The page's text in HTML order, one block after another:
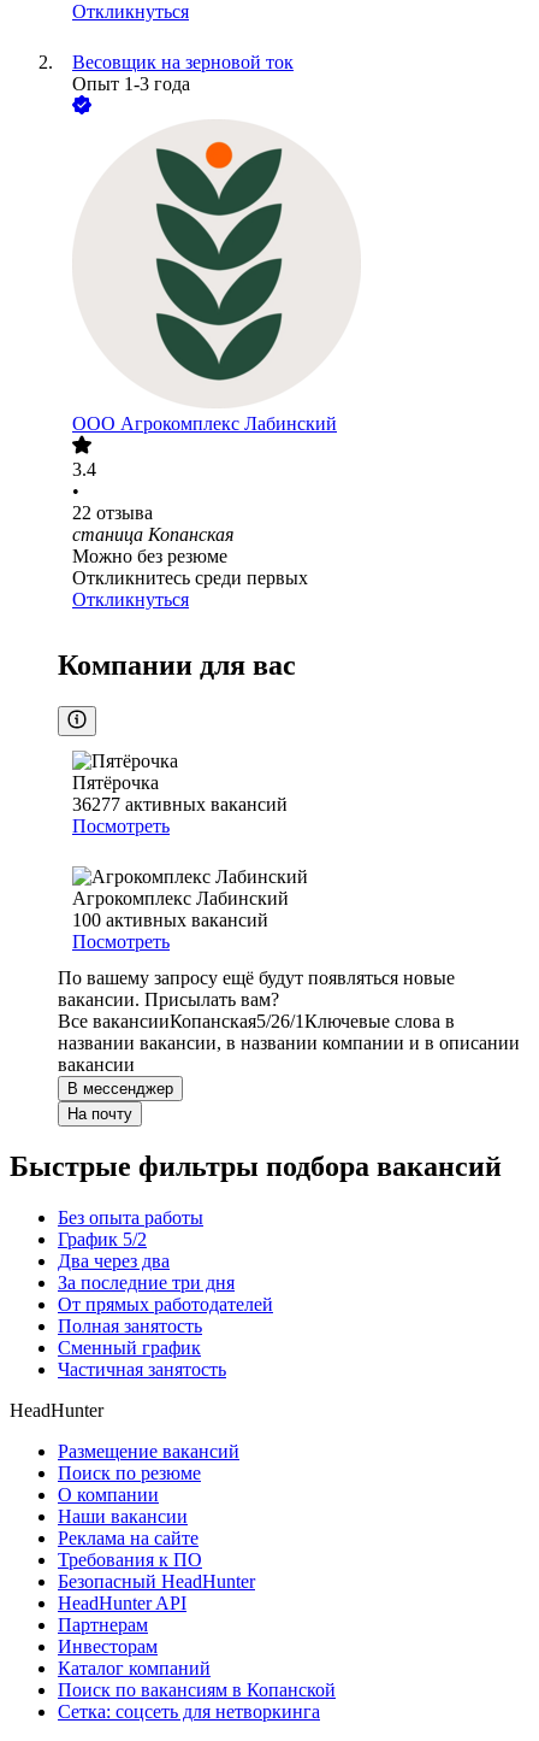
Откликнуться
Весовщик на зерновой ток
Опыт 1-3 года
ООО Агрокомплекс Лабинский
3.4
•
22 отзыва
станица Копанская
Можно без резюме
Откликнитесь среди первых
Откликнуться
Компании для вас
Пятёрочка
36277 активных вакансий
Посмотреть
Агрокомплекс Лабинский
100 активных вакансий
Посмотреть
По вашему запросу ещё будут появляться новые
вакансии. Присылать вам?
Все вакансииКопанская5/26/1Ключевые слова в
названии вакансии, в названии компании и в описании
вакансии
В мессенджер
На почту
Быстрые фильтры подбора вакансий
Без опыта работы
График 5/2
Два через два
За последние три дня
От прямых работодателей
Полная занятость
Сменный график
Частичная занятость
HeadHunter
Размещение вакансий
Поиск по резюме
О компании
Наши вакансии
Реклама на сайте
Требования к ПО
Безопасный HeadHunter
HeadHunter API
Партнерам
Инвесторам
Каталог компаний
Поиск по вакансиям в Копанской
Сетка: соцсеть для нетворкинга